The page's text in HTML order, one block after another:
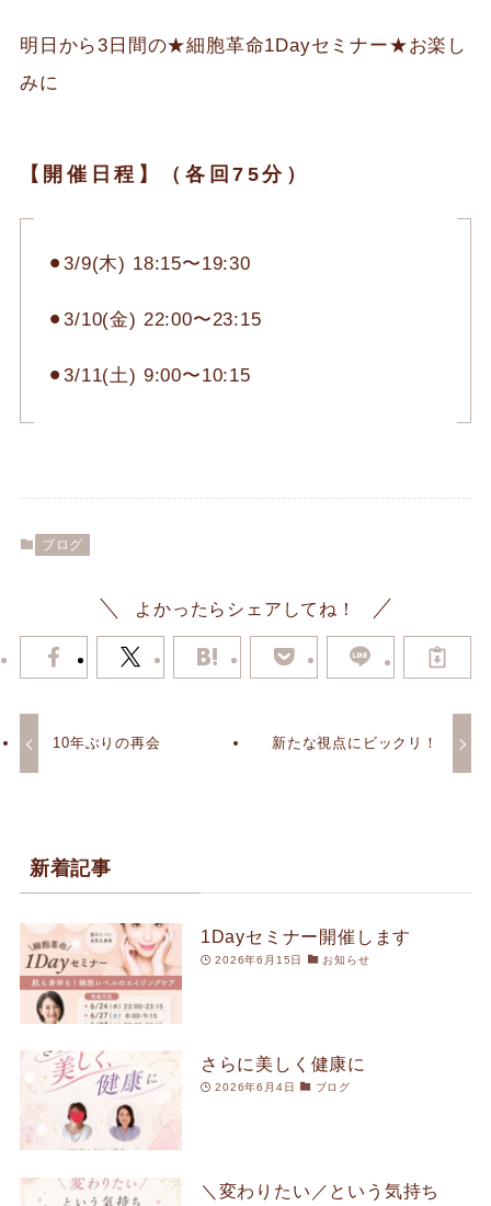
明日から3日間の★細胞革命1Dayセミナー★お楽し
みに
【開催日程】（各回75分）
⚫︎3/9(木) 18:15〜19:30
⚫︎3/10(金) 22:00〜23:15
⚫︎3/11(土) 9:00〜10:15
ブログ
よかったらシェアしてね！
10年ぶりの再会 新たな視点にビックリ！
新着記事
1Dayセミナー開催します
2026年6月15日 お知らせ
さらに美しく健康に
2026年6月4日 ブログ
＼変わりたい／という気持ち